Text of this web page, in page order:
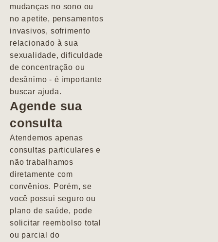
mudanças no sono ou
no apetite, pensamentos
invasivos, sofrimento
relacionado à sua
sexualidade, dificuldade
de concentração ou
desânimo - é importante
buscar ajuda.
Agende sua
consulta
Atendemos apenas
consultas particulares e
não trabalhamos
diretamente com
convênios. Porém, se
você possui seguro ou
plano de saúde, pode
solicitar reembolso total
ou parcial do